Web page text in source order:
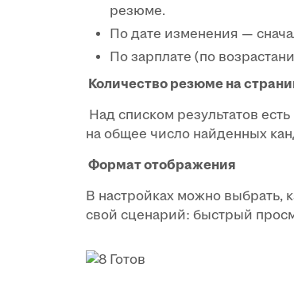
резюме.
По дате изменения —
По зарплате (по
Количество резюме на
Над списком результатов
на общее число найденных
Формат отображения
В настройках можно выбрать,
свой сценарий: быстрый